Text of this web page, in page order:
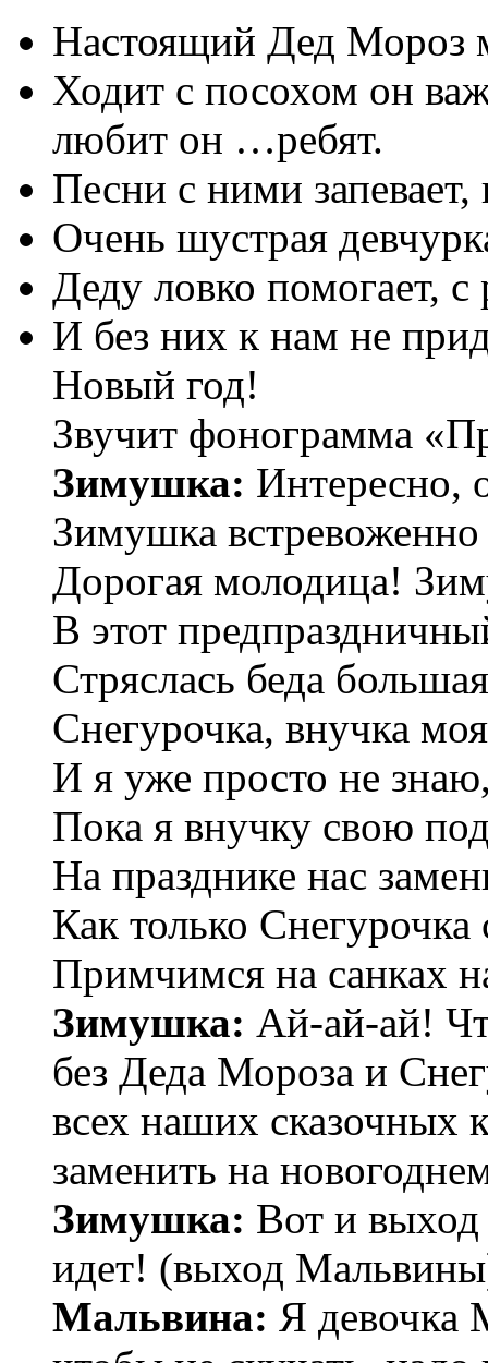
Настоящий Дед Мороз
Ходит с посохом он
любит он …ребят.
Песни с ними
Очень шустрая
Деду ловко помогает,
И без них к нам не
Новый год!
Звучит фонограмма
Зимушка: Интересно,
Зимушка
Дорогая молодица!
В этот
Стряслась беда
Снегурочка, внучка
И я уже просто не
Пока я внучку свою
На празднике нас
Как только Снегурочка
Примчимся на санках
Зимушка: Ай-ай-ай!
без Деда Мороза и
всех наших сказочных
заменить на
Зимушка: Вот и
идет! (выход
Мальвина: Я девочка